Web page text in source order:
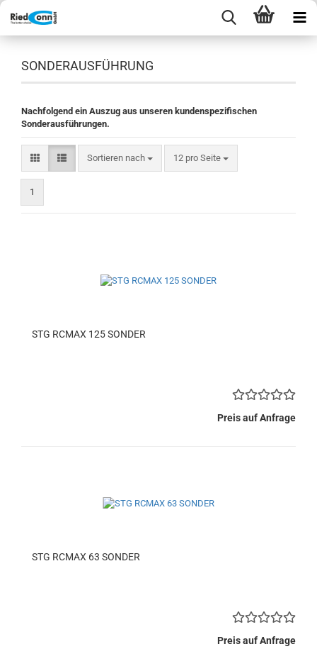
SONDERAUSFÜHRUNG
Nachfolgend ein Auszug aus unseren kundenspezifischen
Sonderausführungen.
Sortieren nach
Sortieren nach 12 pro Seite
pro Seite
1
STG RCMAX 125 SONDER
Preis auf Anfrage
STG RCMAX 63 SONDER
Preis auf Anfrage